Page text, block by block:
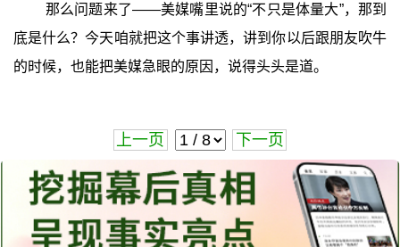
那么问题来了——美媒嘴里说的“不只是体量大”，那到
底是什么？今天咱就把这个事讲透，讲到你以后跟朋友吹牛
的时候，也能把美媒急眼的原因，说得头头是道。
上一页 下一页